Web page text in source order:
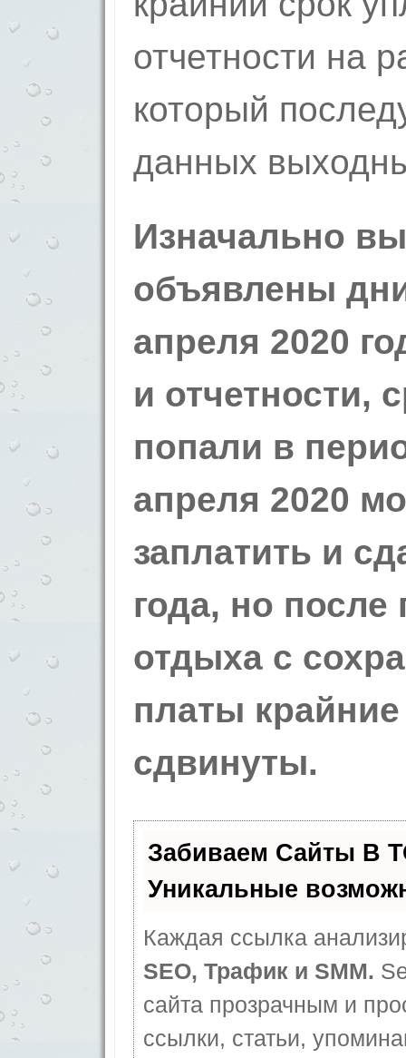
отчетности на
который
данных
Изначально
объявлены
апреля 2020
и отчетности,
попали в
апреля 2020
заплатить и
года, но
отдыха с
платы
сдвинуты.
Забиваем Сайты В
Уникальные
Каждая ссылка
SEO, Трафик и SMM.
сайта прозрачным и
ссылки, статьи,